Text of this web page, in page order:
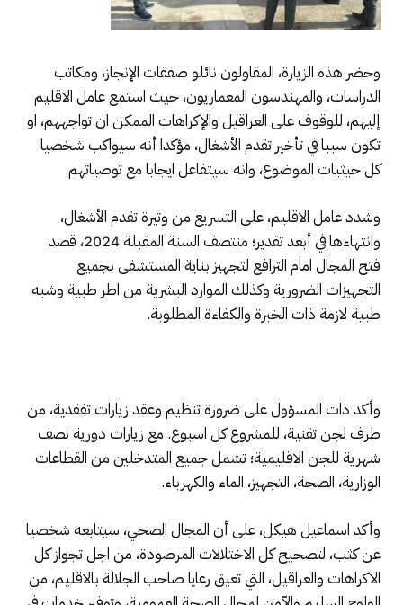
وحضر هذه الزيارة، المقاولون نائلو صفقات الإنجاز، ومكاتب
الدراسات، والمهندسون المعماريون، حيث استمع عامل الاقليم
إليهم، للوقوف على العراقيل والإكراهات الممكن ان تواجههم، او
تكون سببا في تأخير تقدم الأشغال، مؤكدا أنه سيواكب شخصيا
كل حيثيات الموضوع، وانه سيتفاعل ايجابا مع توصياتهم.
وشدد عامل الاقليم، على التسريع من وتيرة تقدم الأشغال،
وانتهاءها في أبعد تقدير؛ منتصف السنة المقبلة 2024، قصد
فتح المجال امام الترافع لتجهيز بناية المستشفى بجميع
التجهيزات الضرورية وكذلك الموارد البشرية من اطر طبية وشبه
طبية لازمة ذات الخبرة والكفاءة المطلوبة.
وأكد ذات المسؤول على ضرورة تنظيم وعقد زيارات تفقدية، من
طرف لجن تقنية، للمشروع كل اسبوع. مع زيارات دورية نصف
شهرية للجن الاقليمية؛ تشمل جميع المتدخلين من القطاعات
الوزارية، الصحة، التجهيز، الماء والكهرباء.
وأكد اسماعيل هيكل، على أن المجال الصحي، سيتابعه شخصيا
عن كثب، لتصحيح كل الاختلالات المرصودة، من اجل تجواز كل
الاكراهات والعراقيل، التي تعيق رعايا صاحب الجلالة بالاقليم، من